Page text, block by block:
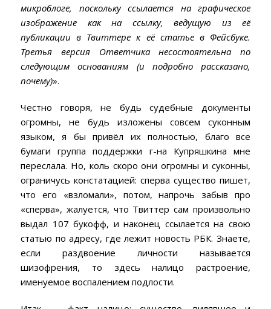
микроблоге, поскольку ссылается на графическое
изображение как на ссылку, ведущую из её
публикации в Твиттере к её статье в Фейсбуке.
Третья версия Ответчика несостоятельна по
следующим основаниям (и подробно рассказано,
почему)».
Честно говоря, не будь судебные документы
огромны, не будь изложены совсем суконным
языком, я бы привёл их полностью, благо все
бумаги группа поддержки г-на Купряшкина мне
переслала. Но, коль скоро они огромны и суконны,
ограничусь констатацией: сперва существо пишет,
что его «взломали», потом, напрочь забыв про
«сперва», жалуется, что Твиттер сам произвольно
выдал 107 букофф, и наконец ссылается на свою
статью по адресу, где лежит новость РБК. Знаете,
если раздвоение личности называется
шизофрения, то здесь налицо растроение,
именуемое воспалением подлости.